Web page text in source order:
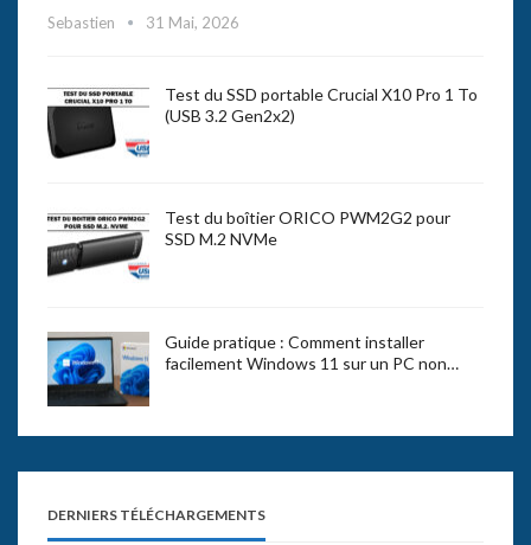
Sebastien 31 Mai, 2026
Test du SSD portable Crucial X10 Pro 1 To
(USB 3.2 Gen2x2)
Test du boîtier ORICO PWM2G2 pour
SSD M.2 NVMe
Guide pratique : Comment installer
facilement Windows 11 sur un PC non…
DERNIERS TÉLÉCHARGEMENTS